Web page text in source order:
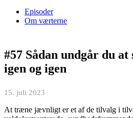
Episoder
Om værterne
#57 Sådan undgår du
igen og igen
15. juli 2023
At træne jævnligt er et af de tilvalg i